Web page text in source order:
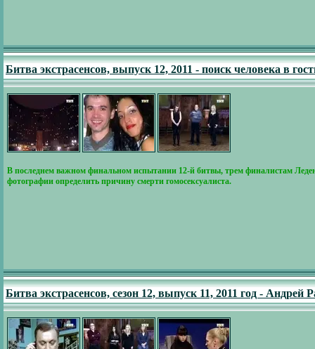
Битва экстрасенсов, выпуск 12, 2011 - поиск человека в
В последнем важном финальном испытании 12-й битвы, трем финалистам
фотографии определить причину смерти гомосексуалиста.
Битва экстрасенсов, сезон 12, выпуск 11, 2011 год - Андрей